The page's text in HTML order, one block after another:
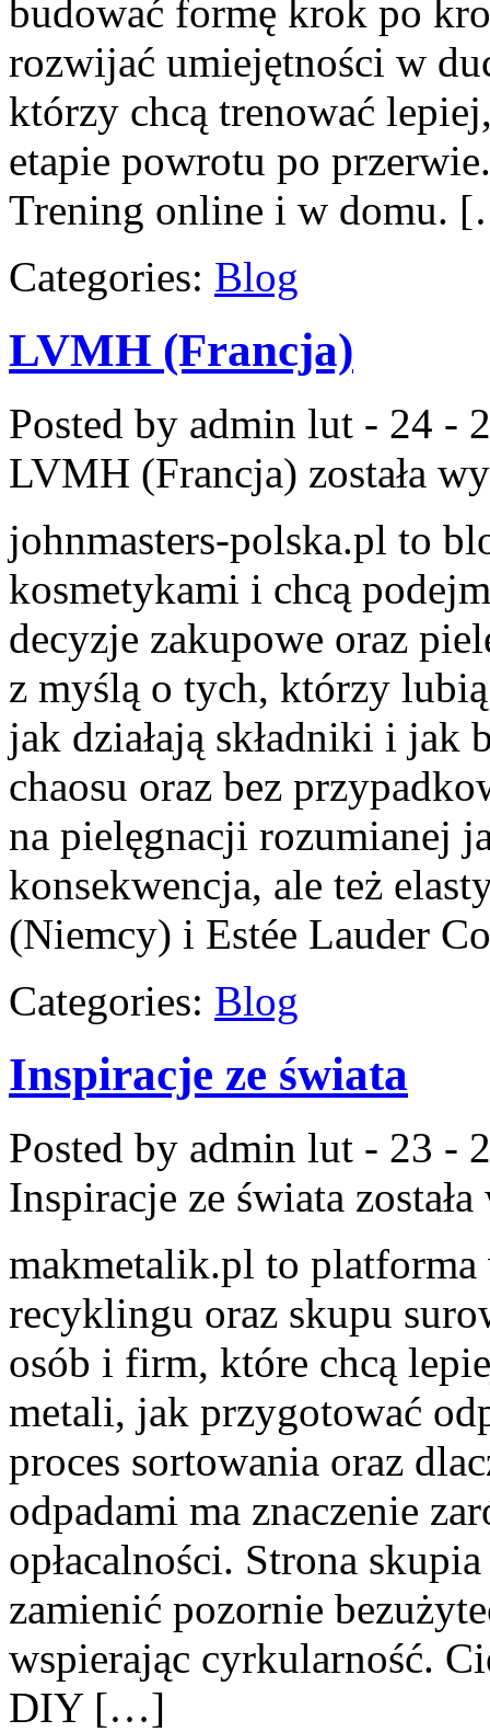
budować formę krok po
rozwijać umiejętności w
którzy chcą trenować
etapie powrotu po
Trening online i w domu.
Categories: Blog
LVMH (Francja)
Posted by admin lut - 24 -
LVMH (Francja) została
johnmasters-polska.pl to
kosmetykami i chcą
decyzje zakupowe oraz
z myślą o tych, którzy
jak działają składniki i jak
chaosu oraz bez
na pielęgnacji rozumianej
konsekwencja, ale też
(Niemcy) i Estée Lauder
Categories: Blog
Inspiracje ze świata
Posted by admin lut - 23 -
Inspiracje ze świata
makmetalik.pl to
recyklingu oraz skupu
osób i firm, które chcą
metali, jak przygotować
proces sortowania oraz
odpadami ma znaczenie
opłacalności. Strona
zamienić pozornie
wspierając cyrkularność.
DIY […]